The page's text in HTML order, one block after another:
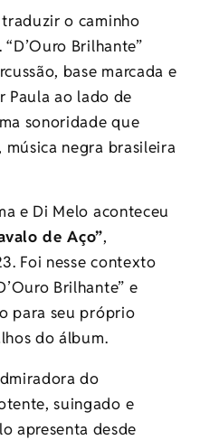
o caminho
Brilhante”
base marcada e
Paula ao lado de
sonoridade que
música negra brasileira
e Di Melo aconteceu
de Aço”,
Foi nesse contexto
Brilhante” e
para seu próprio
do álbum.
do
suingado e
apresenta desde